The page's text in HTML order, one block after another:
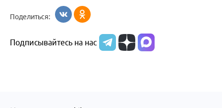
образования
Алтайского
Поделиться:
Подписывайтесь на нас